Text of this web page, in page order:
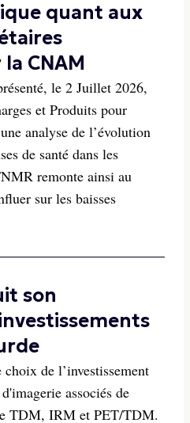
quant aux
CNAM
le 2 Juillet 2026,
et Produits pour
analyse de l’évolution
de santé dans les
remonte ainsi au
sur les baisses
son
de l’investissement
associés de
TDM, IRM et PET/TDM.